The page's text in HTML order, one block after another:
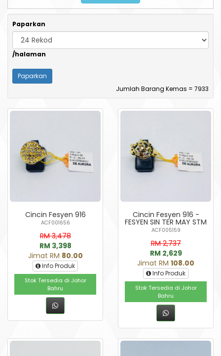
Paparkan
/halaman
Jumlah Barang Kemas = 7933
Cincin Fesyen 916
ACF001656
RM 3,478
RM 3,398
Jimat RM 80.00
Info Produk
Stok Tersedia di Johor
Bahru
Cincin Fesyen 916 -
FESYEN SIN TER MAY STM
ACF005159
RM 2,737
RM 2,629
Jimat RM 108.00
Info Produk
Stok Tersedia di Johor
Bahru